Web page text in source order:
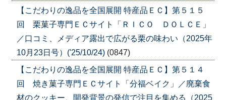
【こだわりの逸品を全国展開 特産品ＥＣ】第５１５
回 栗菓子専門ＥＣサイト「ＲＩＣＯ ＤＯＬＣＥ」
／口コミ、メディア露出で広がる栗の味わい（2025年
10月23日号）('25/10/24) (0847)
【こだわりの逸品を全国展開 特産品ＥＣ】第５１４
回 焼き菓子専門ＥＣサイト「分福ベイク」／廃棄食
材のクッキー、開発背景の発信で注目を集める（2025